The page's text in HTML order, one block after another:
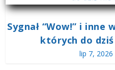
Sygnał “Wow!” i inne
których do
lip 7, 2026